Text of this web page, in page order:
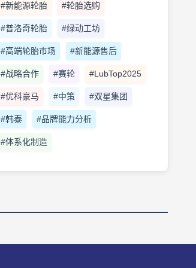
#新能源轮胎 #轮胎选购
#普洛奇轮胎 #绿动工坊
#高端轮胎市场 #新能源售后
#战略合作 #赛轮 #LubTop2025
#优科豪马 #中策 #双星集团
#韩泰 #品牌能力分析
#体系化制造